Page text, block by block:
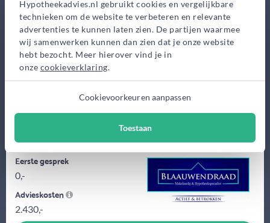
Hypotheekadvies.nl gebruikt cookies en vergelijkbare
technieken om de website te verbeteren en relevante
advertenties te kunnen laten zien. De partijen waarmee
wij samenwerken kunnen dan zien dat je onze website
hebt bezocht. Meer hierover vind je in
onze cookieverklaring.
Cookievoorkeuren aanpassen
Toestaan
Bekijk op kaart
Eerste gesprek
0,-
Advieskosten
2.430,-